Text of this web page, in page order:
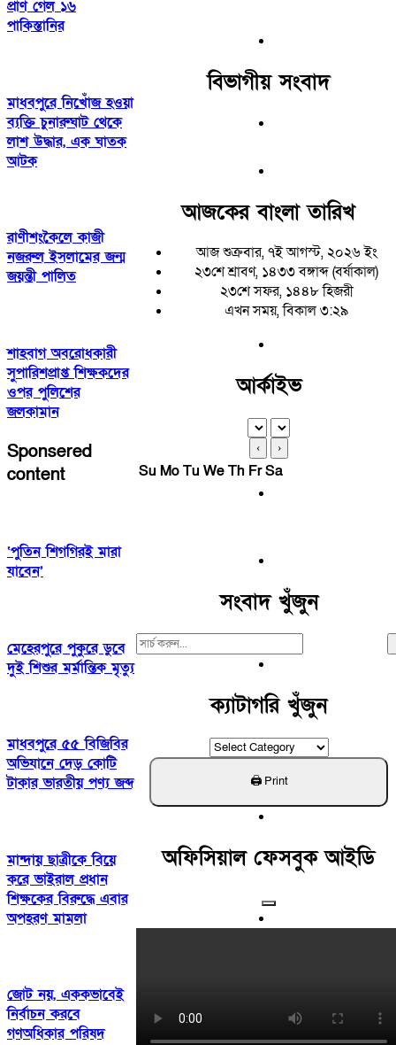
প্রাণ গেল ১৬
পাকিস্তানির
মাধবপুরে নিখোঁজ হওয়া
ব্যক্তি চুনারুঘাট থেকে
লাশ উদ্ধার, এক ঘাতক
আটক
রাণীশংকৈলে কাজী
নজরুল ইসলামের জন্ম
জয়ন্তী পালিত
শাহবাগ অবরোধকারী
সুপারিশপ্রাপ্ত শিক্ষকদের
ওপর পুলিশের
জলকামান
Sponsered
content
‘পুতিন শিগগিরই মারা
যাবেন’
মেহেরপুরে পুকুরে ডুবে
দুই শিশুর মর্মান্তিক মৃত্যু
মাধবপুরে ৫৫ বিজিবির
অভিযানে দেড় কোটি
টাকার ভারতীয় পণ্য জব্দ
মান্দায় ছাত্রীকে বিয়ে
করে ভাইরাল প্রধান
শিক্ষকের বিরুদ্ধে এবার
অপহরণ মামলা
জোট নয়, এককভাবেই
নির্বাচন করবে
গণঅধিকার পরিষদ
বিভাগীয় সংবাদ
আজকের বাংলা তারিখ
আজ শুক্রবার, ৭ই আগস্ট, ২০২৬ ইং
২৩শে শ্রাবণ, ১৪৩৩ বঙ্গাব্দ (বর্ষাকাল)
২৩শে সফর, ১৪৪৮ হিজরী
এখন সময়, বিকাল ৩:২৯
আর্কাইভ
‹ ›
Su MoTu WeTh FrSa
সংবাদ খুঁজুন
Search
ক্যাটাগরি খুঁজুন
ক্যাটাগরি
খুঁজুন
অফিসিয়াল ফেসবুক আইডি